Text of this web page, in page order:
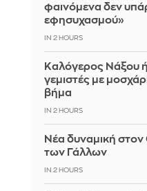
φαινόμενα δεν
εφησυχασμού»
IN 2 HOURS
Καλόγερος Νάξου
γεμιστές με
βήμα
IN 2 HOURS
Νέα δυναμική στον
των Γάλλων
IN 2 HOURS